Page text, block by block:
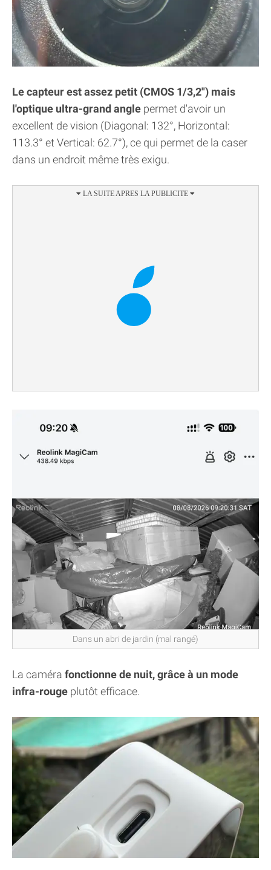
Le capteur est assez petit (CMOS 1/3,2") mais
l'optique ultra-grand angle permet d'avoir un
excellent de vision (Diagonal: 132°, Horizontal:
113.3° et Vertical: 62.7°), ce qui permet de la caser
dans un endroit même très exigu.
Dans un abri de jardin (mal rangé)
La caméra fonctionne de nuit, grâce à un mode
infra-rouge plutôt efficace.